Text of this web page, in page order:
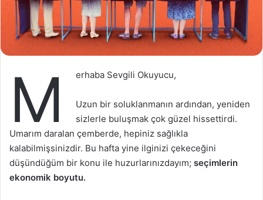
M erhaba Sevgili Okuyucu,
Uzun bir soluklanmanın ardından, yeniden
sizlerle buluşmak çok güzel hissettirdi.
Umarım daralan çemberde, hepiniz sağlıkla
kalabilmişsinizdir. Bu hafta yine ilginizi çekeceğini
düşündüğüm bir konu ile huzurlarınızdayım; seçimlerin
ekonomik boyutu.